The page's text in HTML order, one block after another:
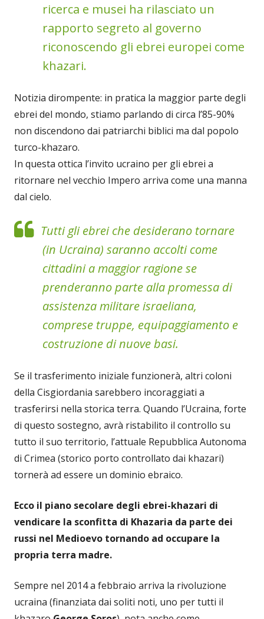
ricerca e musei ha rilasciato un
rapporto segreto al governo
riconoscendo gli ebrei europei come
khazari.
Notizia dirompente: in pratica la maggior parte degli
ebrei del mondo, stiamo parlando di circa l’85-90%
non discendono dai patriarchi biblici ma dal popolo
turco-khazaro.
In questa ottica l’invito ucraino per gli ebrei a
ritornare nel vecchio Impero arriva come una manna
dal cielo.
Tutti gli ebrei che desiderano tornare
(in Ucraina) saranno accolti come
cittadini a maggior ragione se
prenderanno parte alla promessa di
assistenza militare israeliana,
comprese truppe, equipaggiamento e
costruzione di nuove basi.
Se il trasferimento iniziale funzionerà, altri coloni
della Cisgiordania sarebbero incoraggiati a
trasferirsi nella storica terra. Quando l’Ucraina, forte
di questo sostegno, avrà ristabilito il controllo su
tutto il suo territorio, l’attuale Repubblica Autonoma
di Crimea (storico porto controllato dai khazari)
tornerà ad essere un dominio ebraico.
Ecco il piano secolare degli ebrei-khazari di
vendicare la sconfitta di Khazaria da parte dei
russi nel Medioevo tornando ad occupare la
propria terra madre.
Sempre nel 2014 a febbraio arriva la rivoluzione
ucraina (finanziata dai soliti noti, uno per tutti il